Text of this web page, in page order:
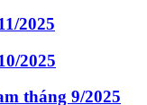
2025
2025
tháng 9/2025